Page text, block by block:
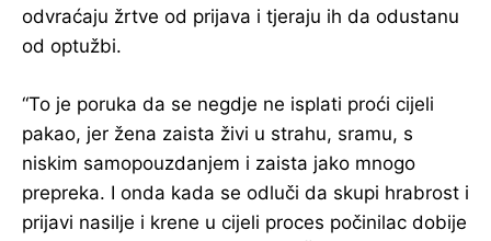
odvraćaju žrtve od prijava i tjeraju ih da odustanu
od optužbi.
“To je poruka da se negdje ne isplati proći cijeli
pakao, jer žena zaista živi u strahu, sramu, s
niskim samopouzdanjem i zaista jako mnogo
prepreka. I onda kada se odluči da skupi hrabrost i
prijavi nasilje i krene u cijeli proces počinilac dobije